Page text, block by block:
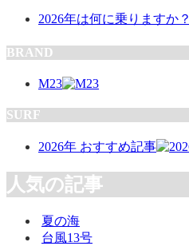
2026年は何に乗りますか？
BRAND
M23
SURF
2026年 おすすめ記事
人気の記事
夏の海
台風13号